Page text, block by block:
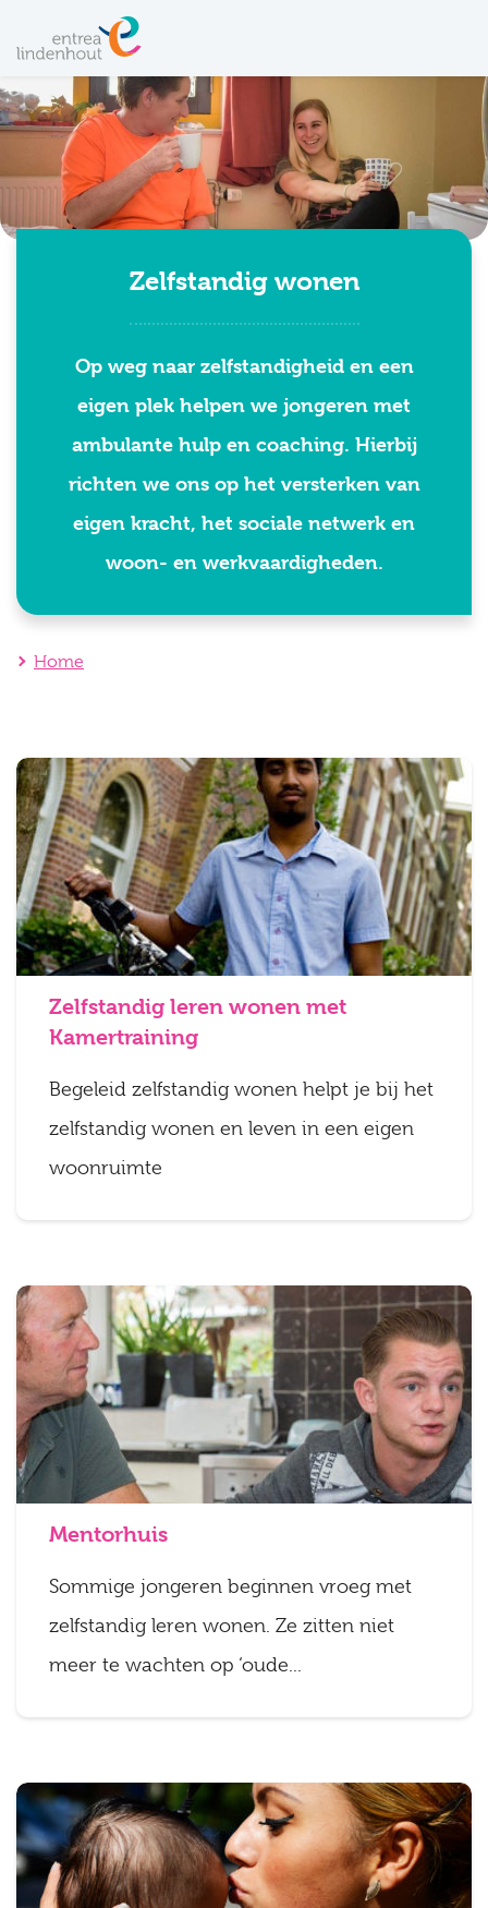
Zelfstandig wonen
Op weg naar zelfstandigheid en een
eigen plek helpen we jongeren met
ambulante hulp en coaching. Hierbij
richten we ons op het versterken van
eigen kracht, het sociale netwerk en
woon- en werkvaardigheden.
Home
Zelfstandig leren wonen met
Kamertraining
Begeleid zelfstandig wonen helpt je bij het
zelfstandig wonen en leven in een eigen
woonruimte
Mentorhuis
Sommige jongeren beginnen vroeg met
zelfstandig leren wonen. Ze zitten niet
meer te wachten op ‘oude...